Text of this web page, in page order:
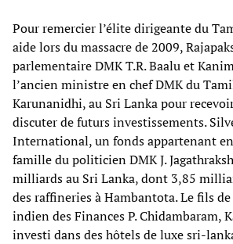
Pour remercier l’élite dirigeante du
aide lors du massacre de 2009,
parlementaire DMK T.R. Baalu et
l’ancien ministre en chef DMK du
Karunanidhi, au Sri Lanka pour
discuter de futurs investissements.
International, un fonds appartenant
famille du politicien DMK J.
milliards au Sri Lanka, dont 3,85
des raffineries à Hambantota. Le fils
indien des Finances P. Chidambaram,
investi dans des hôtels de luxe sri-